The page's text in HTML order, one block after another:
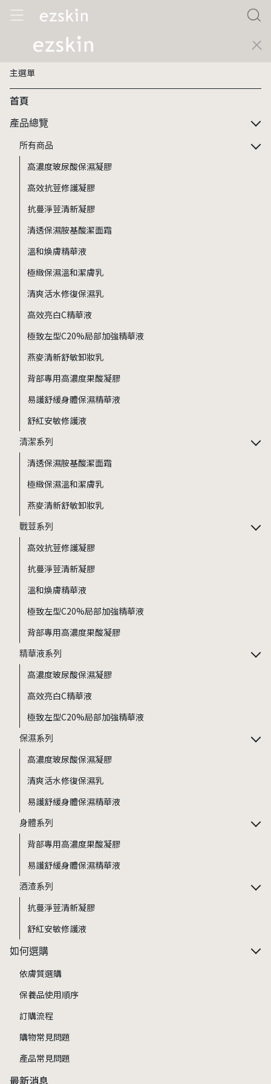
主選單
首頁
產品總覽
所有商品
高濃度玻尿酸保濕凝膠
高效抗荳修護凝膠
抗蔓淨荳清新凝膠
清透保濕胺基酸潔面霜
溫和煥膚精華液
極緻保濕溫和潔膚乳
清爽活水修復保濕乳
高效亮白C精華液
極致左型C20%局部加強精華液
燕麥清新舒敏卸妝乳
背部專用高濃度果酸凝膠
易護舒緩身體保濕精華液
舒紅安敏修護液
清潔系列
清透保濕胺基酸潔面霜
極緻保濕溫和潔膚乳
燕麥清新舒敏卸妝乳
戰荳系列
高效抗荳修護凝膠
抗蔓淨荳清新凝膠
溫和煥膚精華液
極致左型C20%局部加強精華液
背部專用高濃度果酸凝膠
精華液系列
高濃度玻尿酸保濕凝膠
高效亮白C精華液
極致左型C20%局部加強精華液
保濕系列
高濃度玻尿酸保濕凝膠
清爽活水修復保濕乳
易護舒緩身體保濕精華液
身體系列
背部專用高濃度果酸凝膠
易護舒緩身體保濕精華液
酒渣系列
抗蔓淨荳清新凝膠
舒紅安敏修護液
如何選購
依膚質選購
保養品使用順序
訂購流程
購物常見問題
產品常見問題
最新消息